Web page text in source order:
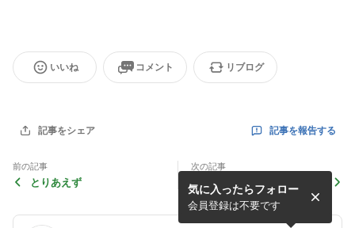
いいね コメント リブログ
記事をシェア 記事を報告する
前の記事
とりあえず
次の記事
気に入ったらフォロー
会員登録は不要です